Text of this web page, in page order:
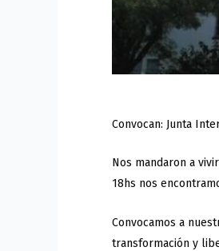
Convocan: Junta
Nos mandaron a
18hs nos
Convocamos a
transformación y